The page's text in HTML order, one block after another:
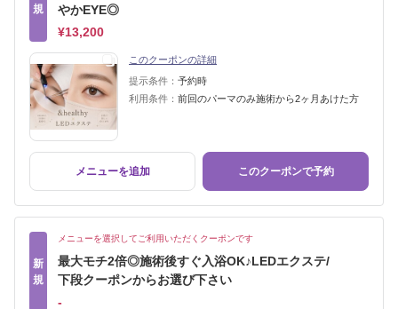
規
やかEYE◎
¥13,200
このクーポンの詳細
提示条件： 予約時
利用条件： 前回のパーマのみ施術から2ヶ月あけた方
メニューを追加 このクーポンで予約
新
規
メニューを選択してご利用いただくクーポンです
最大モチ2倍◎施術後すぐ入浴OK♪LEDエクステ/
下段クーポンからお選び下さい
‐